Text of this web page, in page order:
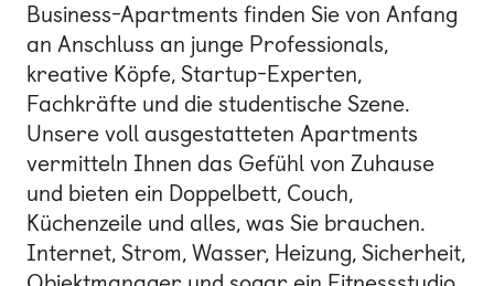
Business-Apartments finden Sie von Anfang
an Anschluss an junge Professionals,
kreative Köpfe, Startup-Experten,
Fachkräfte und die studentische Szene.
Unsere voll ausgestatteten Apartments
vermitteln Ihnen das Gefühl von Zuhause
und bieten ein Doppelbett, Couch,
Küchenzeile und alles, was Sie brauchen.
Internet, Strom, Wasser, Heizung, Sicherheit,